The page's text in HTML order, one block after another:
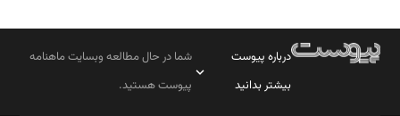
درباره پیوست
بیشتر بدانید
شما در حال مطالعه وبسایت ماهنامه
پیوست هستید.